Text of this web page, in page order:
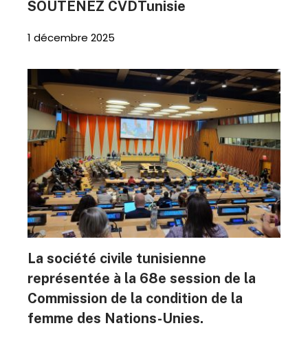
SOUTENEZ CVDTunisie
1 décembre 2025
La société civile tunisienne
représentée à la 68e session de la
Commission de la condition de la
femme des Nations-Unies.